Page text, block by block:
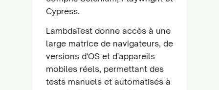
Cypress.
LambdaTest donne accès à une
large matrice de navigateurs, de
versions d'OS et d'appareils
mobiles réels, permettant des
tests manuels et automatisés à